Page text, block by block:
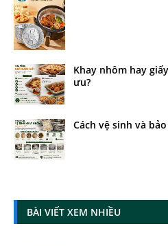
Khay nhôm hay
ưu?
Cách vệ sinh và
BÀI VIẾT XEM NHIỀU